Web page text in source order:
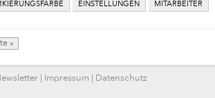
EINSTELLUNGEN MITARBEITER
»
Impressum Datenschutz